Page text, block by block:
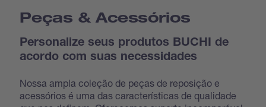
Peças & Acessórios
Personalize seus produtos BUCHI de
acordo com suas necessidades
Nossa ampla coleção de peças de reposição e
acessórios é uma das características de qualidade